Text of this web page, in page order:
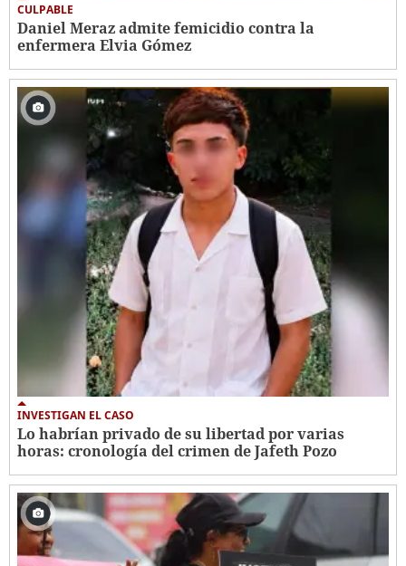
CULPABLE
Daniel Meraz admite femicidio contra la
enfermera Elvia Gómez
INVESTIGAN EL CASO
Lo habrían privado de su libertad por varias
horas: cronología del crimen de Jafeth Pozo